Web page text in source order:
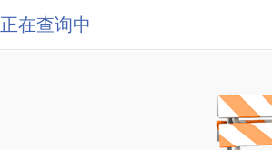
正在查询中